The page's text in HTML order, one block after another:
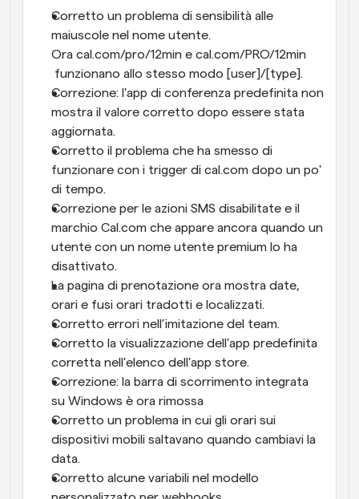
Corretto un problema di sensibilità alle
maiuscole nel nome utente.
Ora cal.com/pro/12min e cal.com/PRO/12min
funzionano allo stesso modo [user]/[type].
Correzione: l'app di conferenza predefinita non
mostra il valore corretto dopo essere stata
aggiornata.
Corretto il problema che ha smesso di
funzionare con i trigger di cal.com dopo un po'
di tempo.
Correzione per le azioni SMS disabilitate e il
marchio Cal.com che appare ancora quando un
utente con un nome utente premium lo ha
disattivato.
La pagina di prenotazione ora mostra date,
orari e fusi orari tradotti e localizzati.
Corretto errori nell’imitazione del team.
Corretto la visualizzazione dell'app predefinita
corretta nell'elenco dell'app store.
Correzione: la barra di scorrimento integrata
su Windows è ora rimossa
Corretto un problema in cui gli orari sui
dispositivi mobili saltavano quando cambiavi la
data.
Corretto alcune variabili nel modello